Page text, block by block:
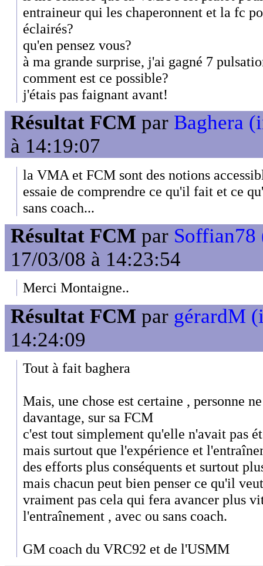
entraineur qui les chaperonnent et la fc
éclairés?
qu'en pensez vous?
à ma grande surprise, j'ai gagné 7
comment est ce possible?
j'étais pas faignant avant!
Résultat FCM par Baghera
à 14:19:07
la VMA et FCM sont des notions
essaie de comprendre ce qu'il fait et ce
sans coach...
Résultat FCM par
17/03/08 à 14:23:54
Merci Montaigne..
Résultat FCM par gérardM
14:24:09
Tout à fait baghera
Mais, une chose est certaine , personne
davantage, sur sa FCM
c'est tout simplement qu'elle n'avait pas
mais surtout que l'expérience et
des efforts plus conséquents et surtout
mais chacun peut bien penser ce qu'il
vraiment pas cela qui fera avancer plus
l'entraînement , avec ou sans coach.
GM coach du VRC92 et de l'USMM